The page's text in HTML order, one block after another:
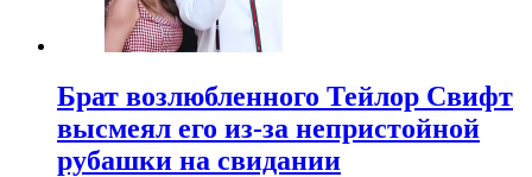
Брат возлюбленного Тейлор Свифт
высмеял его из-за непристойной
рубашки на свидании